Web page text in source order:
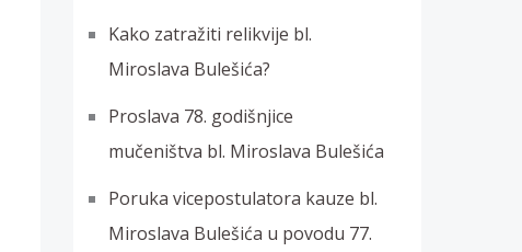
Kako zatražiti relikvije bl.
Miroslava Bulešića?
Proslava 78. godišnjice
mučeništva bl. Miroslava Bulešića
Poruka vicepostulatora kauze bl.
Miroslava Bulešića u povodu 77.